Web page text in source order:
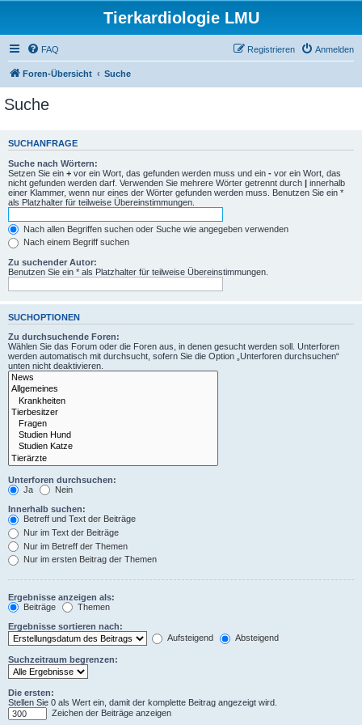
Tierkardiologie LMU
FAQ Anmelden
Registrieren
Foren-Übersicht Suche
Suche
SUCHANFRAGE
Suche nach Wörtern:
Setzen Sie ein + vor ein Wort, das gefunden werden muss und ein - vor ein Wort, das
nicht gefunden werden darf. Verwenden Sie mehrere Wörter getrennt durch | innerhalb
einer Klammer, wenn nur eines der Wörter gefunden werden muss. Benutzen Sie ein *
als Platzhalter für teilweise Übereinstimmungen.
Nach allen Begriffen suchen oder Suche wie angegeben verwenden
Nach einem Begriff suchen
Zu suchender Autor:
Benutzen Sie ein * als Platzhalter für teilweise Übereinstimmungen.
SUCHOPTIONEN
Zu durchsuchende Foren:
Wählen Sie das Forum oder die Foren aus, in denen gesucht werden soll. Unterforen
werden automatisch mit durchsucht, sofern Sie die Option „Unterforen durchsuchen“
unten nicht deaktivieren.
Unterforen durchsuchen:
Ja
Nein
Innerhalb suchen:
Betreff und Text der Beiträge
Nur im Text der Beiträge
Nur im Betreff der Themen
Nur im ersten Beitrag der Themen
Ergebnisse anzeigen als:
Beiträge
Themen
Ergebnisse sortieren nach:
Aufsteigend
Absteigend
Suchzeitraum begrenzen:
Die ersten:
Stellen Sie 0 als Wert ein, damit der komplette Beitrag angezeigt wird.
Zeichen der Beiträge anzeigen